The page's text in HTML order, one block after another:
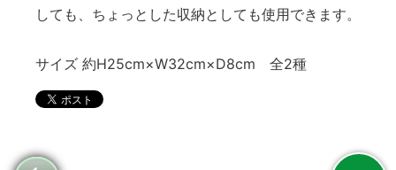
しても、ちょっとした収納としても使用できます。
サイズ 約H25cm×W32cm×D8cm 全2種